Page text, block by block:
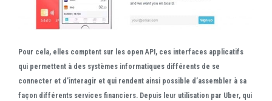
Pour cela, elles comptent sur les open API , ces interfaces applicatifs
qui permettent à des systèmes informatiques différents de se
connecter et d’interagir et qui rendent ainsi possible d’assembler à sa
façon différents services financiers. Depuis leur utilisation par Uber, qui